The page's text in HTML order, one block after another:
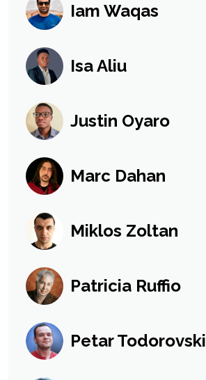
Iam Waqas
Isa Aliu
Justin Oyaro
Marc Dahan
Miklos Zoltan
Patricia Ruffio
Petar Todorovski